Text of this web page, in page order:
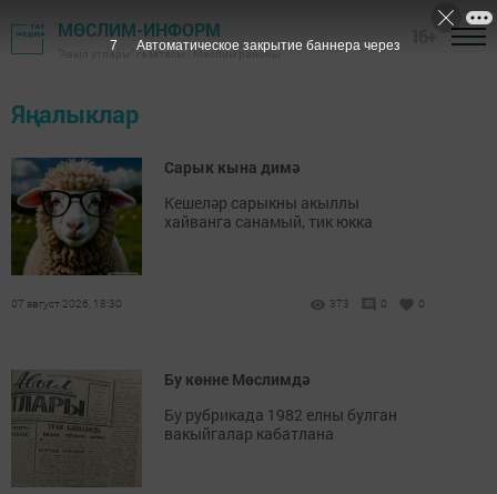
МӨСЛИМ-ИНФОРМ
"Авыл утлары" газетасы - Мөслим районы
Яңалыклар
Сарык кына димә
Кешеләр сарыкны акыллы
хайванга санамый, тик юкка
07 август 2026, 18:30 373 0 0
Бу көнне Мөслимдә
Бу рубрикада 1982 елны булган
вакыйгалар кабатлана
6 Автоматическое закрытие баннера через